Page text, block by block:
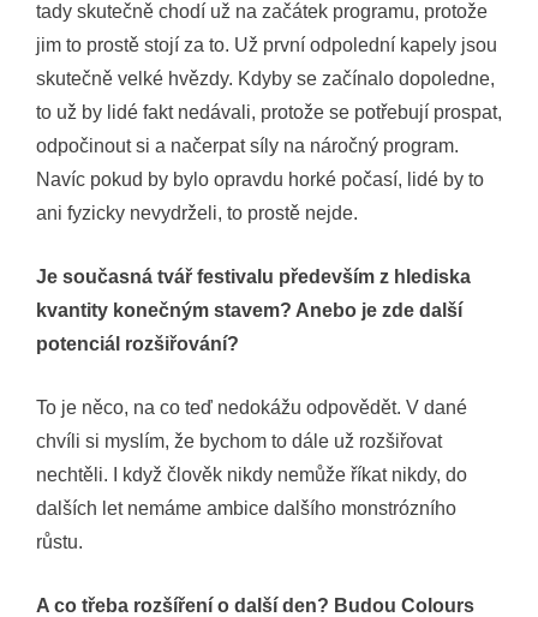
tady skutečně chodí už na začátek programu, protože
jim to prostě stojí za to. Už první odpolední kapely jsou
skutečně velké hvězdy. Kdyby se začínalo dopoledne,
to už by lidé fakt nedávali, protože se potřebují prospat,
odpočinout si a načerpat síly na náročný program.
Navíc pokud by bylo opravdu horké počasí, lidé by to
ani fyzicky nevydrželi, to prostě nejde.
Je současná tvář festivalu především z hlediska
kvantity konečným stavem? Anebo je zde další
potenciál rozšiřování?
To je něco, na co teď nedokážu odpovědět. V dané
chvíli si myslím, že bychom to dále už rozšiřovat
nechtěli. I když člověk nikdy nemůže říkat nikdy, do
dalších let nemáme ambice dalšího monstrózního
růstu.
A co třeba rozšíření o další den? Budou Colours